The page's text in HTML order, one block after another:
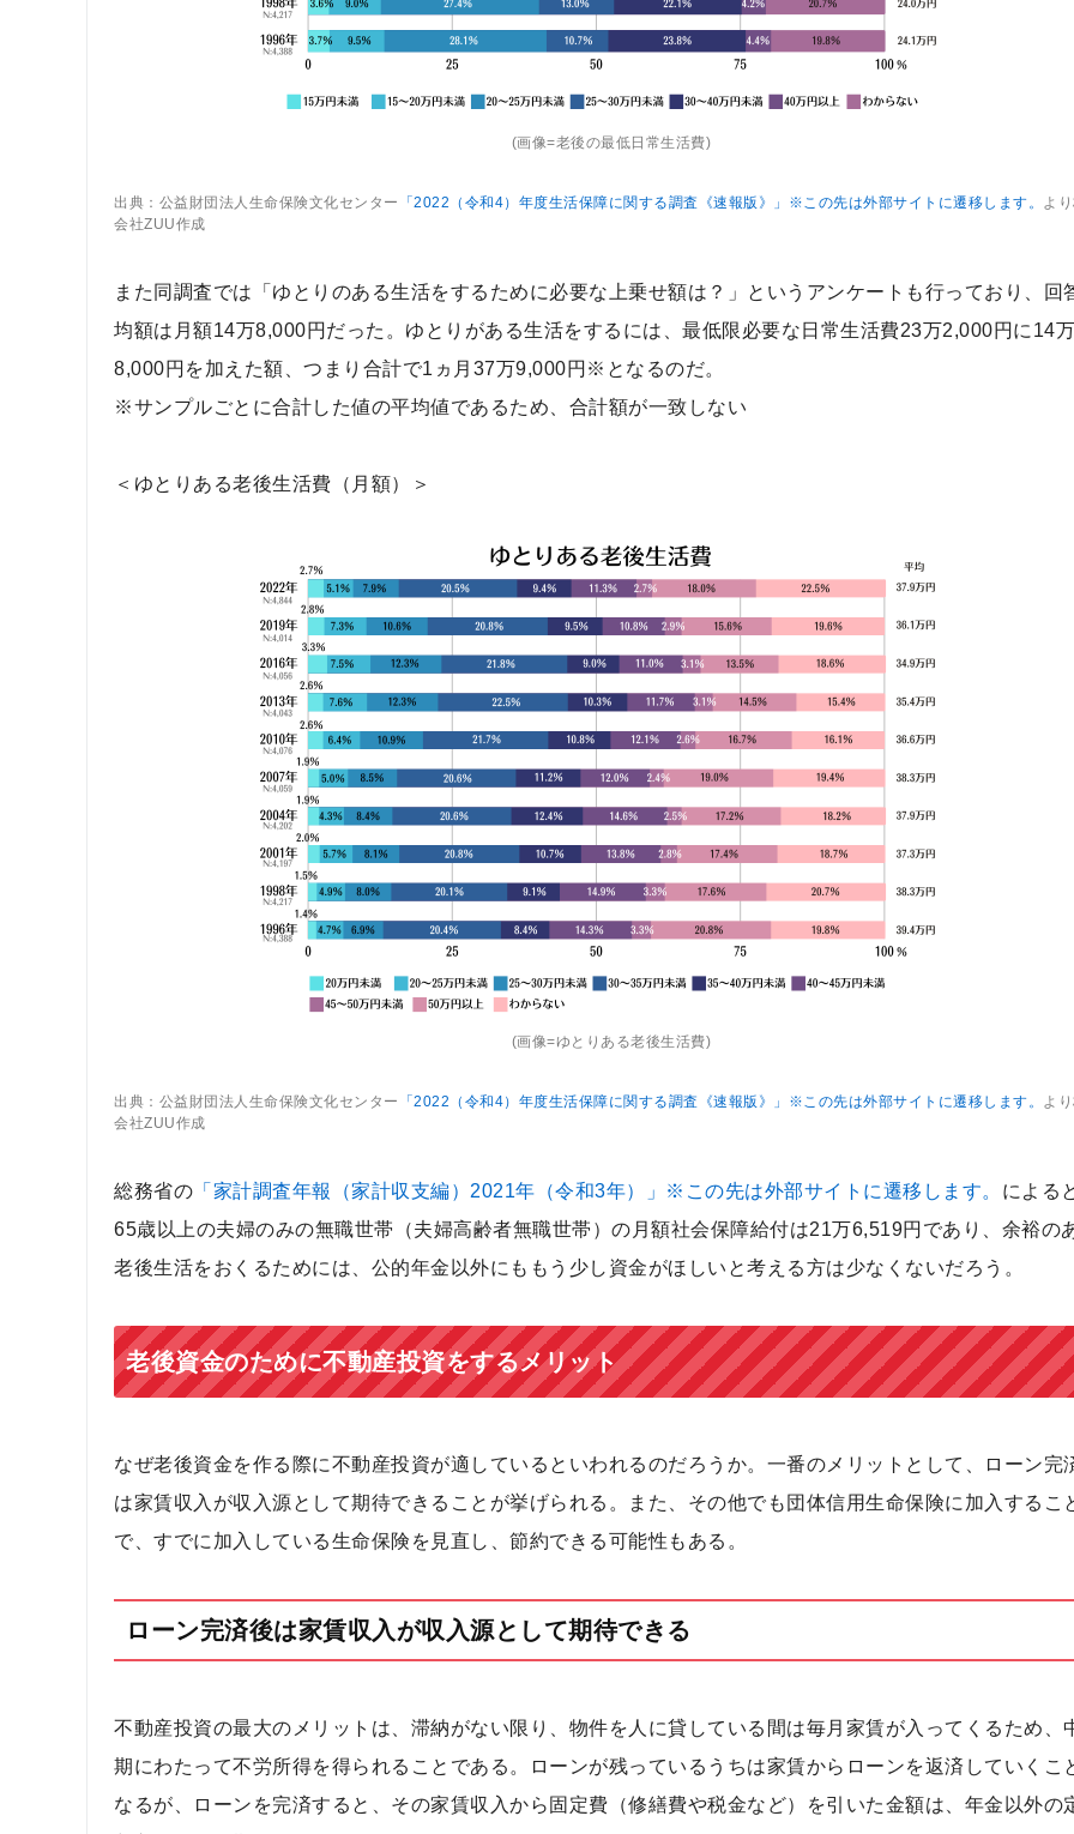
(画像=老後の最低日常生活費)
出典：公益財団法人生命保険文化センター 「2022（令和4）年度生活保障に関する調査《速報版》」※この先は外部サイトに遷移します。 よ
会社ZUU作成
また同調査では「ゆとりのある生活をするために必要な上乗せ額は？」というアンケートも行っており、回
均額は月額14万8,000円だった。ゆとりがある生活をするには、最低限必要な日常生活費23万2,000円に14万
8,000円を加えた額、つまり合計で1ヵ月37万9,000円※となるのだ。
※サンプルごとに合計した値の平均値であるため、合計額が一致しない
＜ゆとりある老後生活費（月額）＞
(画像=ゆとりある老後生活費)
出典：公益財団法人生命保険文化センター 「2022（令和4）年度生活保障に関する調査《速報版》」※この先は外部サイトに遷移します。 よ
会社ZUU作成
総務省の 「家計調査年報（家計収支編）2021年（令和3年）」※この先は外部サイトに遷移します。 による
65歳以上の夫婦のみの無職世帯（夫婦高齢者無職世帯）の月額社会保障給付は21万6,519円であり、余裕の
老後生活をおくるためには、公的年金以外にももう少し資金がほしいと考える方は少なくないだろう。
老後資金のために不動産投資をするメリット
なぜ老後資金を作る際に不動産投資が適しているといわれるのだろうか。一番のメリットとして、ローン完
は家賃収入が収入源として期待できることが挙げられる。また、その他でも団体信用生命保険に加入するこ
で、すでに加入している生命保険を見直し、節約できる可能性もある。
ローン完済後は家賃収入が収入源として期待できる
不動産投資の最大のメリットは、滞納がない限り、物件を人に貸している間は毎月家賃が入ってくるため、
期にわたって不労所得を得られることである。ローンが残っているうちは家賃からローンを返済していくこ
なるが、ローンを完済すると、その家賃収入から固定費（修繕費や税金など）を引いた金額は、年金以外の